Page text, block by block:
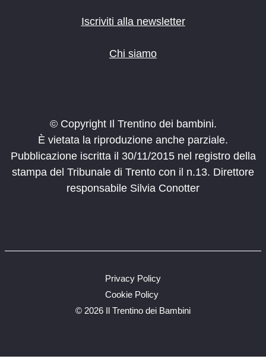
Iscriviti alla newsletter
Chi siamo
© Copyright Il Trentino dei bambini.
È vietata la riproduzione anche parziale.
Pubblicazione iscritta il 30/11/2015 nel registro della
stampa del Tribunale di Trento con il n.13. Direttore
responsabile Silvia Conotter
© 2026 Il Trentino dei Bambini
Privacy Policy
Cookie Policy